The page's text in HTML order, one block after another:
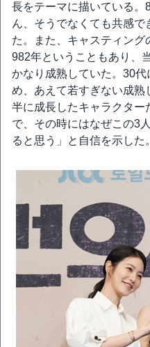
長をテーマに描いている。
ん、そうでなくても共感で
た。また、キャスティン
982年ということもあり、
かなり成熟していた。30
め、あえて若すぎない成熟
半に成長したキャラクタ
で、その時にはなぜこの3
ると思う」と自信を示した。